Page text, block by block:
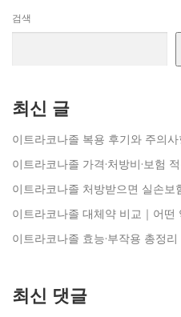
검색
최신 글
이트라코나졸 복용 후기와 주의
이트라코나졸 가격·처방비·보험
이트라코나졸 처방받으면 실손보
이트라코나졸 대체약 비교｜어떤
이트라코나졸 효능·부작용 총정
최신 댓글